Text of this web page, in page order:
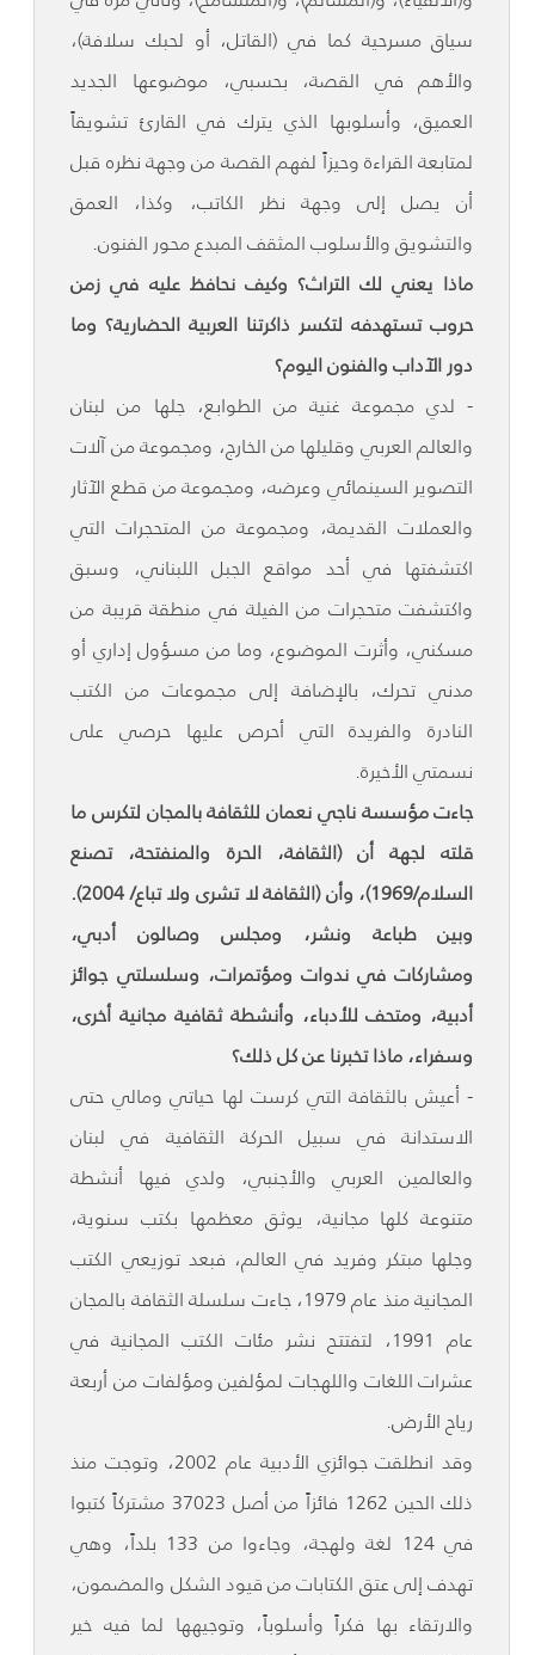
سياق مسرحية كما في (القاتل، أو لحبك سلافة)،
والأهم في القصة، بحسبي، موضوعها الجديد
العميق، وأسلوبها الذي يترك في القارئ تشويقاً
لمتابعة القراءة وحيزاً لفهم القصة من وجهة نظره قبل
أن يصل إلى وجهة نظر الكاتب، وكذا، العمق
والتشويق والأسلوب المثقف المبدع محور الفنون.
ماذا يعني لك التراث؟ وكيف نحافظ عليه في زمن
حروب تستهدفه لتكسر ذاكرتنا العربية الحضارية؟ وما
دور الآداب والفنون اليوم؟
- لدي مجموعة غنية من الطوابع، جلها من لبنان
والعالم العربي وقليلها من الخارج، ومجموعة من آلات
التصوير السينمائي وعرضه، ومجموعة من قطع الآثار
والعملات القديمة، ومجموعة من المتحجرات التي
اكتشفتها في أحد مواقع الجبل اللبناني، وسبق
واكتشفت متحجرات من الفيلة في منطقة قريبة من
مسكني، وأثرت الموضوع، وما من مسؤول إداري أو
مدني تحرك، بالإضافة إلى مجموعات من الكتب
النادرة والفريدة التي أحرص عليها حرصي على
نسمتي الأخيرة.
جاءت مؤسسة ناجي نعمان للثقافة بالمجان لتكرس ما
قلته لجهة أن (الثقافة، الحرة والمنفتحة، تصنع
السلام/1969)، وأن (الثقافة لا تشرى ولا تباع/ 2004).
وبين طباعة ونشر، ومجلس وصالون أدبي،
ومشاركات في ندوات ومؤتمرات، وسلسلتي جوائز
أدبية، ومتحف للأدباء، وأنشطة ثقافية مجانية أخرى،
وسفراء، ماذا تخبرنا عن كل ذلك؟
- أعيش بالثقافة التي كرست لها حياتي ومالي حتى
الاستدانة في سبيل الحركة الثقافية في لبنان
والعالمين العربي والأجنبي، ولدي فيها أنشطة
متنوعة كلها مجانية، يوثق معظمها بكتب سنوية،
وجلها مبتكر وفريد في العالم، فبعد توزيعي الكتب
المجانية منذ عام 1979، جاءت سلسلة الثقافة بالمجان
عام 1991، لتفتتح نشر مئات الكتب المجانية في
عشرات اللغات واللهجات لمؤلفين ومؤلفات من أربعة
رياح الأرض.
وقد انطلقت جوائزي الأدبية عام 2002، وتوجت منذ
ذلك الحين 1262 فائزاً من أصل 37023 مشتركاً كتبوا
في 124 لغة ولهجة، وجاءوا من 133 بلداً، وهي
تهدف إلى عتق الكتابات من قيود الشكل والمضمون،
والارتقاء بها فكراً وأسلوباً، وتوجيهها لما فيه خير